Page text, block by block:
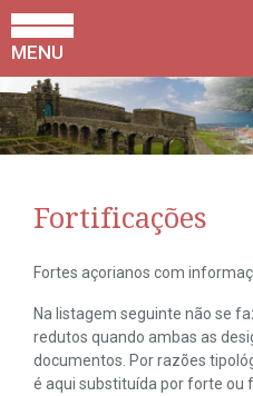
MENU
Fortificações
Fortes açorianos com
Na listagem seguinte não se
redutos quando ambas as
documentos. Por razões
é aqui substituída por forte ou